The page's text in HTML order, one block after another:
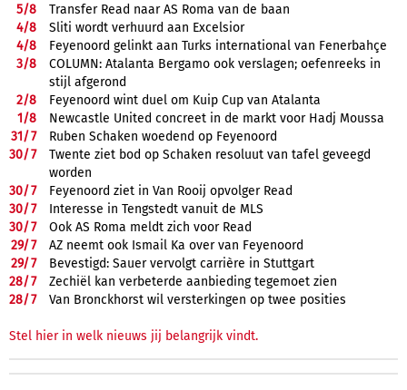
5/8
Transfer Read naar AS Roma van de baan
4/8
Sliti wordt verhuurd aan Excelsior
4/8
Feyenoord gelinkt aan Turks international van Fenerbahçe
3/8
COLUMN: Atalanta Bergamo ook verslagen; oefenreeks in
stijl afgerond
2/8
Feyenoord wint duel om Kuip Cup van Atalanta
1/8
Newcastle United concreet in de markt voor Hadj Moussa
31/7
Ruben Schaken woedend op Feyenoord
30/7
Twente ziet bod op Schaken resoluut van tafel geveegd
worden
30/7
Feyenoord ziet in Van Rooij opvolger Read
30/7
Interesse in Tengstedt vanuit de MLS
30/7
Ook AS Roma meldt zich voor Read
29/7
AZ neemt ook Ismail Ka over van Feyenoord
29/7
Bevestigd: Sauer vervolgt carrière in Stuttgart
28/7
Zechiël kan verbeterde aanbieding tegemoet zien
28/7 Van Bronckhorst wil versterkingen op twee posities
Stel hier in welk nieuws jij belangrijk vindt.